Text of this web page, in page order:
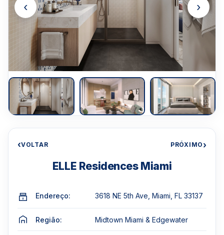
‹ ›
‹VOLTAR PRÓXIMO›
ELLE Residences Miami
Endereço: 3618 NE 5th Ave, Miami, FL 33137
Região: Midtown Miami & Edgewater